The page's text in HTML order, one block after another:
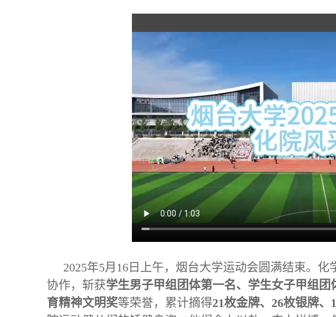
2025年5月16日上午，烟台大学运动会圆满结束。
协作，斩获学生男子甲组团体第一名、学生女子甲组
育精神文明奖等荣誉，累计摘得21枚金牌、26枚银牌、